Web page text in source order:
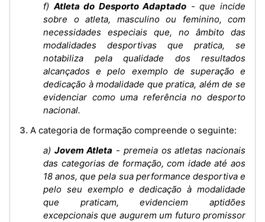
f)Atleta do Desporto Adaptado - que incide
sobre o atleta, masculino ou feminino, com
necessidades especiais que, no âmbito das
modalidades desportivas que pratica, se
notabiliza pela qualidade dos resultados
alcançados e pelo exemplo de superação e
dedicação à modalidade que pratica, além de se
evidenciar como uma referência no desporto
nacional.
3. A categoria de formação compreende o seguinte:
a) Jovem Atleta - premeia os atletas nacionais
das categorias de formação, com idade até aos
18 anos, que pela sua performance desportiva e
pelo seu exemplo e dedicação à modalidade
que praticam, evidenciem aptidões
excepcionais que augurem um futuro promissor